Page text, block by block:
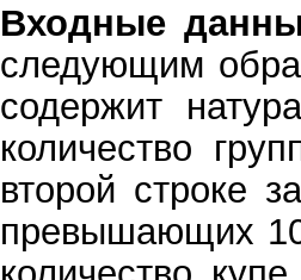
Входные
следующим
содержит
количество
второй строке
превышающих